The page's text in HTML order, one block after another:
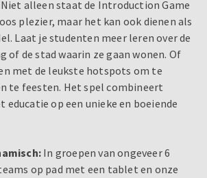
Niet alleen staat de Introduction Game
plezier, maar het kan ook dienen als
Laat je studenten meer leren over de
of de stad waarin ze gaan wonen. Of
met de leukste hotspots om te
te feesten. Het spel combineert
op een unieke en boeiende
In groepen van ongeveer 6
op pad met een tablet en onze